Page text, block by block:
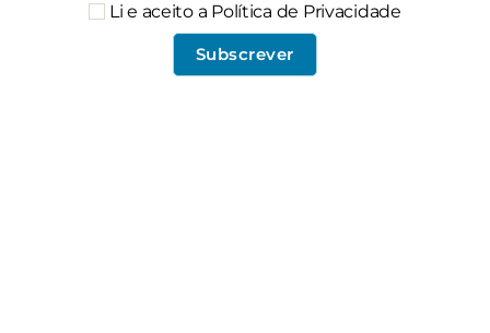
Li e aceito a Política de Privacidade